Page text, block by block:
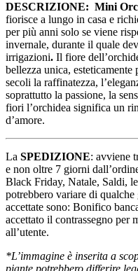
DESCRIZIONE: Mini
fiorisce a lungo in casa e
per più anni solo se viene
invernale, durante il quale
irrigazioni. Il fiore
bellezza unica,
secoli la raffinatezza,
soprattutto la passione, la
fiori l’orchidea significa un
d’amore.
La SPEDIZIONE: avviene
e non oltre 7 giorni
Black Friday, Natale, Saldi,
potrebbero variare di
accettate sono: Bonifico
accettato il contrassegno per
all’utente.
*L’immagine è inserita a
piante potrebbero differire